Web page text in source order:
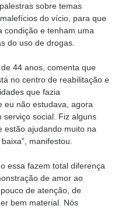
sobre temas
do vício, para que
condição e tenham uma
do uso de drogas.
44 anos, comenta que
no centro de reabilitação e
que fazia
eu não estudava, agora
serviço social. Fiz alguns
estão ajudando muito na
manifestou.
essa fazem total diferença
de amor ao
de atenção, de
bem material. Nós